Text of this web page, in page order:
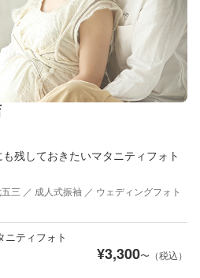
残しておきたいマタニティフォト
三 ／ 成人式振袖 ／ ウェディングフォト
ニティフォト
¥3,300〜（税込）